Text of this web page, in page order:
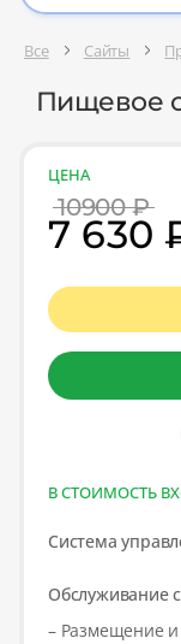
Все Сайты
Пищевое
ЦЕНА
10900 ₽
7 630
В СТОИМОСТЬ
Система
Обслуживание
– Размещение и